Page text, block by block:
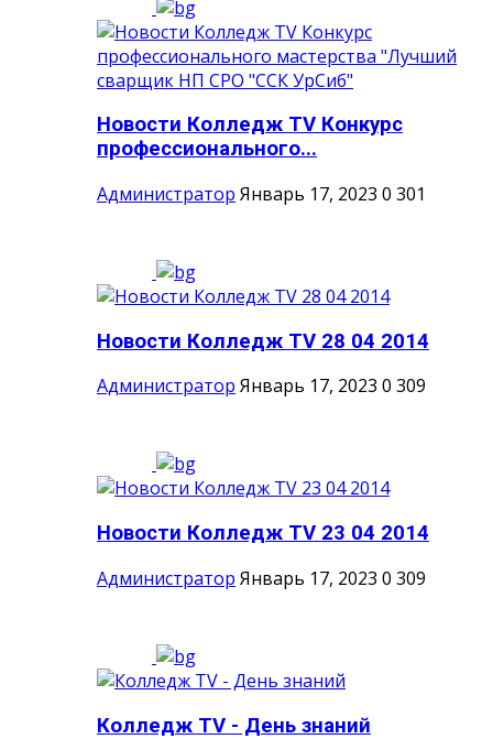
Новости Колледж TV Конкурс
профессионального...
Администратор Январь 17, 2023 0 301
Новости Колледж TV 28 04 2014
Администратор Январь 17, 2023 0 309
Новости Колледж TV 23 04 2014
Администратор Январь 17, 2023 0 309
Колледж TV - День знаний